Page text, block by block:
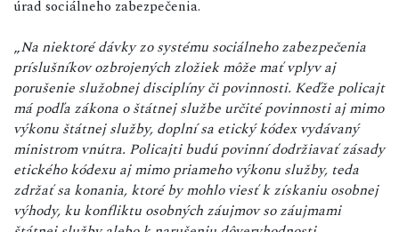
úrad sociálneho zabezpečenia.
„Na niektoré dávky zo systému sociálneho zabezpečenia
príslušníkov ozbrojených zložiek môže mať vplyv aj
porušenie služobnej disciplíny či povinnosti. Keďže policajt
má podľa zákona o štátnej službe určité povinnosti aj mimo
výkonu štátnej služby, doplní sa etický kódex vydávaný
ministrom vnútra. Policajti budú povinní dodržiavať zásady
etického kódexu aj mimo priameho výkonu služby, teda
zdržať sa konania, ktoré by mohlo viesť k získaniu osobnej
výhody, ku konfliktu osobných záujmov so záujmami